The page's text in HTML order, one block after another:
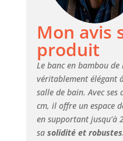
Mon avis
produit
Le banc en bambou de
véritablement élégant
salle de bain. Avec ses
cm, il offre un espace
en supportant jusqu’à
sa solidité et